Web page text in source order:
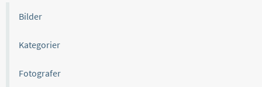
Bilder
Kategorier
Fotografer